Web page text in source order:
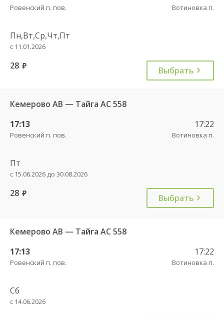
Ровенский п. пов. Вотиновка п.
Пн,Вт,Ср,Чт,Пт
с 11.01.2026
28 руб. Выбрать
Кемерово АВ — Тайга АС 558
17:13
Ровенский п. пов.
17:22
Вотиновка п.
Пт
с 15.06.2026 до 30.08.2026
28 руб. Выбрать
Кемерово АВ — Тайга АС 558
17:13
Ровенский п. пов.
17:22
Вотиновка п.
Сб
с 14.06.2026